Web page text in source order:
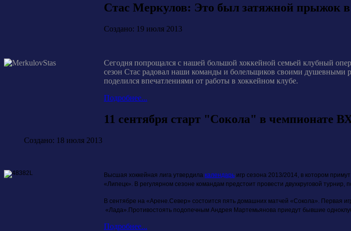
Стас Меркулов: Это был затяжной прыжок
Создано: 19 июля 2013
Сегодня попрощался с нашей большой хоккейной семьей клубный
сезон Стас радовал наши команды и болельщиков своими душевными
поделился впечатлениями от работы в хоккейном клубе.
Подробнее...
11 сентября старт "Сокола" в чемпионате
Создано: 18 июля 2013
Высшая хоккейная лига утвердила календарь игр сезона 2013/2014, в котором
«Липецк». В регулярном сезоне командам предстоит провести двухкруговой
В сентябре на «Арене.Север» состоится пять домашних матчей «Сокола». Первая
«Лада». Противостоять подопечным Андрея Мартемьянова приедут бывшие
Подробнее...